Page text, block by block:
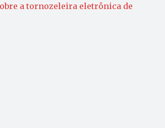
a tornozeleira eletrônica de